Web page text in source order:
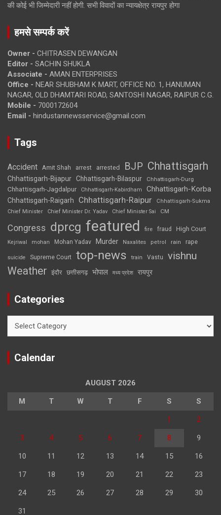
की कोई भी जिम्मेदारी नहीं होगी. सभी विवादों का न्यायक्षेत्र रायपुर होगा
हमसे सम्पर्क करें
Owner - CHITRASEN DEWANGAN
Editor - SACHIN SHUKLA
Associate - AMAN ENTERPRISES
Office - NEAR SHUBHAM K MART, OFFICE NO. 1, HANUMAN
NAGAR, OLD DHAMTARI ROAD, SANTOSHI NAGAR, RAIPUR C.G.
Mobile - 7000172604
Email - hindustannewsservice@gmail.com
Tags
Accident Amit Shah arrest arrested BJP Chhattisgarh
Chhattisgarh-Bijapur Chhattisgarh-Bilaspur Chhattisgarh-Durg
Chhattisgarh-Jagdalpur Chhattisgarh-Kabirdham Chhattisgarh-Korba
Chhattisgarh-Raigarh Chhattisgarh-Raipur
Chhattisgarh-Sukma
Chief Minister
Chief Minister Dr. Yadav Chief Minister Sai CM
Congress dprcg featured fire fraud High Court
Kejriwal mohan Mohan Yadav Murder Naxalites petrol rain rape
suicide Supreme Court top-news train Vastu vishnu
Weather इंदौर छत्तीसगढ़ भोपाल मध्य प्रदेश रायपुर
Categories
Calendar
AUGUST 2026
M T W T F S S
1 2
3 4 5 6 7 8 9
10 11 12 13 14 15 16
17 18 19 20 21 22 23
24 25 26 27 28 29 30
31